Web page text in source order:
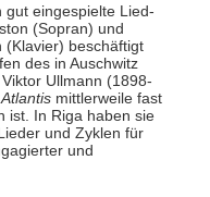
gut eingespielte Lied-
(Sopran) und
(Klavier) beschäftigt
des in Auschwitz
Ullmann (1898-
mittlerweile fast
ist. In Riga haben sie
und Zyklen für
und